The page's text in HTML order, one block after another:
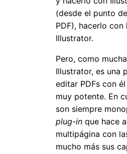
(desde el punto
PDF), hacerlo
Illustrator.
Pero, como
Illustrator, es una
editar PDFs con
muy potente. En
son siempre
plug-in que hace
multipágina con
mucho más sus